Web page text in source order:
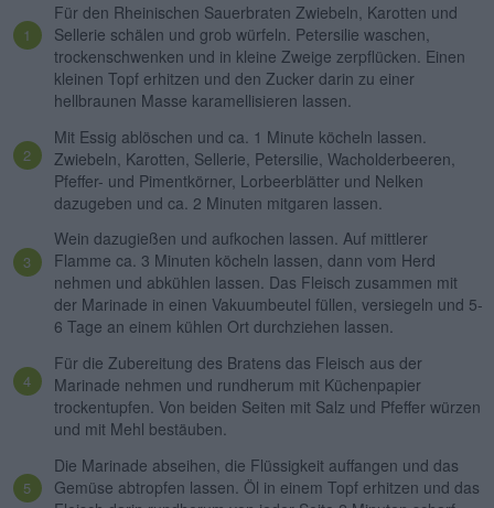
Für den Rheinischen Sauerbraten Zwiebeln, Karotten und
Sellerie schälen und grob würfeln. Petersilie waschen,
trockenschwenken und in kleine Zweige zerpflücken. Einen
kleinen Topf erhitzen und den Zucker darin zu einer
hellbraunen Masse karamellisieren lassen.
Mit Essig ablöschen und ca. 1 Minute köcheln lassen.
Zwiebeln, Karotten, Sellerie, Petersilie, Wacholderbeeren,
Pfeffer- und Pimentkörner, Lorbeerblätter und Nelken
dazugeben und ca. 2 Minuten mitgaren lassen.
Wein dazugießen und aufkochen lassen. Auf mittlerer
Flamme ca. 3 Minuten köcheln lassen, dann vom Herd
nehmen und abkühlen lassen. Das Fleisch zusammen mit
der Marinade in einen Vakuumbeutel füllen, versiegeln und 5-
6 Tage an einem kühlen Ort durchziehen lassen.
Für die Zubereitung des Bratens das Fleisch aus der
Marinade nehmen und rundherum mit Küchenpapier
trockentupfen. Von beiden Seiten mit Salz und Pfeffer würzen
und mit Mehl bestäuben.
Die Marinade abseihen, die Flüssigkeit auffangen und das
Gemüse abtropfen lassen. Öl in einem Topf erhitzen und das